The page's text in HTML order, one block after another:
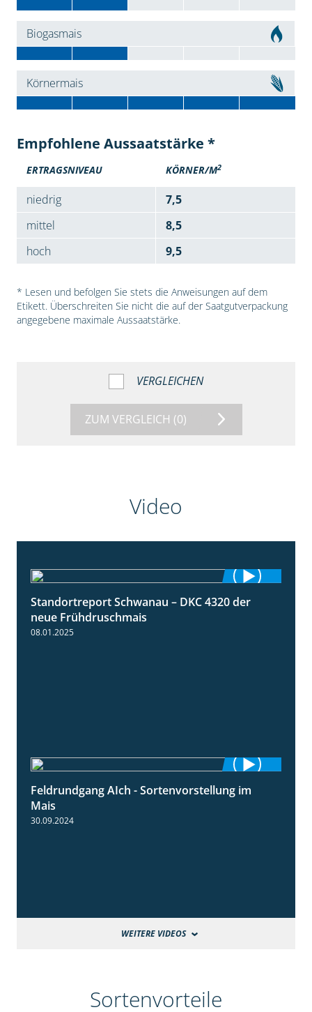
Biogasmais
Körnermais
Empfohlene Aussaatstärke *
ERTRAGSNIVEAU KÖRNER/M2
niedrig
7,5
mittel
8,5
hoch
9,5
* Lesen und befolgen Sie stets die Anweisungen auf dem
Etikett. Überschreiten Sie nicht die auf der Saatgutverpackung
angegebene maximale Aussaatstärke.
VERGLEICHEN
ZUM VERGLEICH (0)
Video
1:25
Standortreport Schwanau – DKC 4320 der
neue Frühdruschmais
08.01.2025
11:24
Feldrundgang AIch - Sortenvorstellung im
Mais
30.09.2024
WEITERE VIDEOS
Sortenvorteile